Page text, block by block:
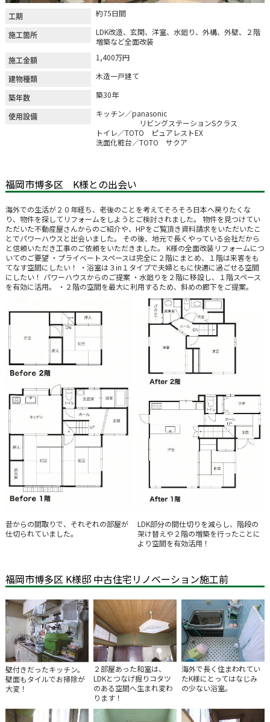
工期 約75日間
施工箇所
LDK改造、玄関、洋室、水廻り、外構、外壁、２階
増築など全面改装
施工金額
1,400万円
建物種類 木造一戸建て
築年数 築30年
使用設備
キッチン／panasonic
リビングステーションSクラス
トイレ／TOTO ピュアレストEX
洗面化粧台／TOTO サクア
福岡市博多区 K様との出会い
海外での生活が２０年経ち、老後のことを考えてそろそろ日本へ戻りたくな
り、物件を探してリフォームをしようとご検討されました。 物件を見つけてい
ただいた不動産屋さんからのご紹介や、HPをご覧頂き資料請求をいただいたこ
とでパワーハウスと出会いました。 その後、地元で長くやっている会社だから
と信頼いただき工事のご依頼をいただきました。 K様の全面改装リフォームにつ
いてのご要望 ・プライベートスペースは完全に２階にまとめ、１階は来客をも
てなす空間にしたい！ ・浴室は３in１タイプで夫婦ともに快適に過ごせる空間
にしたい！ パワーハウスからのご提案 ・水廻りを２階に移設し、１階スペース
を有効に活用。 ・２階の空間を最大に利用するため、斜めの廊下をご提案。
昔からの間取りで、それぞれの部屋が
仕切られていました。
LDK部分の間仕切りを減らし、階段の
架け替えや２階の増築を行ったことに
より空間を有効活用！
福岡市博多区 K様邸 中古住宅リノベーション施工前
壁付きだったキッチン。
壁面もタイルでお掃除が
大変！
２部屋あった和室は、
LDKとつなげ掘りコタツ
のある空間へ生まれ変わ
ります！
海外で長く住まわれてい
たK様にとってはなじみ
の少ない浴室。